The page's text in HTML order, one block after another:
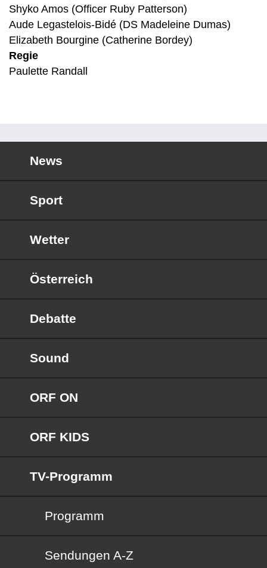
Shyko Amos (Officer Ruby Patterson)
Aude Legastelois-Bidé (DS Madeleine Dumas)
Elizabeth Bourgine (Catherine Bordey)
Regie
Paulette Randall
News
Sport
Wetter
Österreich
Debatte
Sound
ORF ON
ORF KIDS
TV-Programm
Programm
Sendungen von A bis Z
Sendungen A-Z